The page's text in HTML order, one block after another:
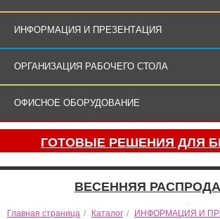
ИНФОРМАЦИЯ И ПРЕЗЕНТАЦИЯ
ОРГАНИЗАЦИЯ РАБОЧЕГО СТОЛА
ОФИСНОЕ ОБОРУДОВАНИЕ
ГОТОВЫЕ РЕШЕНИЯ ДЛЯ
ВЕСЕННЯЯ
Главная страница / Каталог / ИНФОРМАЦИЯ И